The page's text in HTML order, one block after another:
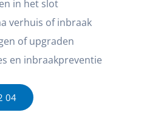
in het slot
verhuis of inbraak
of upgraden
en inbraakpreventie
04